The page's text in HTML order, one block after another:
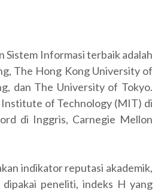
Sistem Informasi terbaik adalah
The Hong Kong University of
dan The University of Tokyo.
of Technology (MIT) di
di Inggris, Carnegie Mellon
indikator reputasi akademik,
peneliti, indeks H yang